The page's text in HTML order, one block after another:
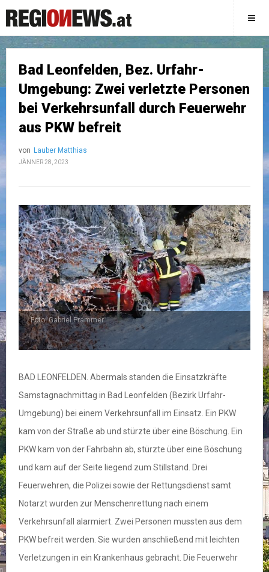
Bad Leonfelden, Bez. Urfahr-
Umgebung: Zwei verletzte Personen
bei Verkehrsunfall durch Feuerwehr
aus PKW befreit
von Lauber Matthias
JÄNNER 28, 2023
Foto: Gabriel Prammer
BAD LEONFELDEN. Abermals standen die Einsatzkräfte
Samstagnachmittag in Bad Leonfelden (Bezirk Urfahr-
Umgebung) bei einem Verkehrsunfall im Einsatz. Ein PKW
kam von der Straße ab und stürzte über eine Böschung. Ein
PKW kam von der Fahrbahn ab, stürzte über eine Böschung
und kam auf der Seite liegend zum Stillstand. Drei
Feuerwehren, die Polizei sowie der Rettungsdienst samt
Notarzt wurden zur Menschenrettung nach einem
Verkehrsunfall alarmiert. Zwei Personen mussten aus dem
PKW befreit werden. Sie wurden anschließend mit leichten
Verletzungen in ein Krankenhaus gebracht. Die Feuerwehr